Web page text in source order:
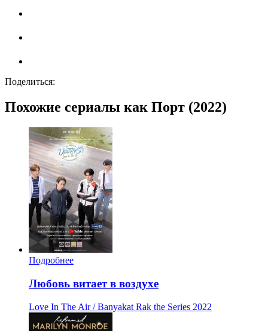
Поделиться:
Похожие сериалы как Порт (2022)
Подробнее
Любовь витает в воздухе
Love In The Air / Banyakat Rak the Series 2022